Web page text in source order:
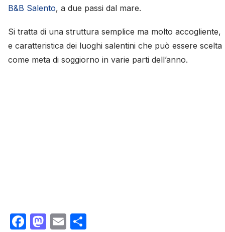
B&B Salento, a due passi dal mare.
Si tratta di una struttura semplice ma molto accogliente,
e caratteristica dei luoghi salentini che può essere scelta
come meta di soggiorno in varie parti dell’anno.
Facebook
Mastodon
Email